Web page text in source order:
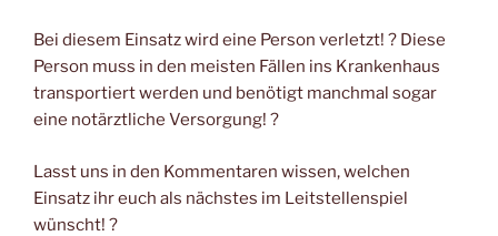
Bei diesem Einsatz wird eine Person verletzt! ? Diese
Person muss in den meisten Fällen ins Krankenhaus
transportiert werden und benötigt manchmal sogar
eine notärztliche Versorgung! ?
Lasst uns in den Kommentaren wissen, welchen
Einsatz ihr euch als nächstes im Leitstellenspiel
wünscht! ?